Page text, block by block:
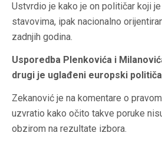
Ustvrdio je kako je on političar koji
stavovima, ipak nacionalno
zadnjih godina.
Usporedba Plenkovića i
drugi je uglađeni europski
Zekanović je na komentare o
uzvratio kako očito takve poruke
obzirom na rezultate izbora.